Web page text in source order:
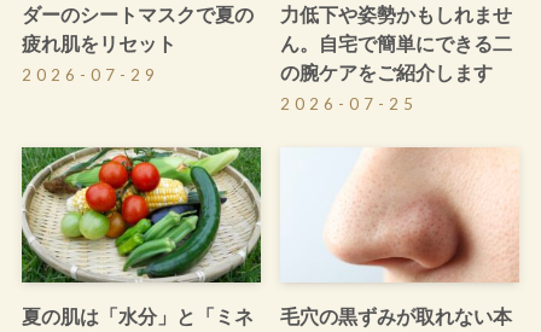
ダーのシートマスクで夏の
疲れ肌をリセット
2026-07-29
力低下や姿勢かもしれませ
ん。自宅で簡単にできる二
の腕ケアをご紹介します
2026-07-25
夏の肌は「水分」と「ミネ
毛穴の黒ずみが取れない本